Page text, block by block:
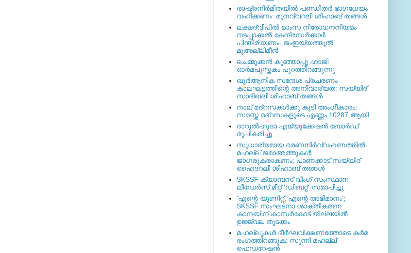
രാഷ്ട്രനിര്‍മിതയില്‍ പണ്ഡിതര്‍ ഭാഗധേയം
വഹിക്കണം: മുനവ്വറലി ശിഹാബ് തങ്ങള്‍
ലക്ഷദ്വീപില്‍ മാംസ നിരോധനനിയമം
നടപ്പാക്കല്‍ കേന്ദ്രസര്‍ക്കാര്‍
പിന്തിരിയണം: ജംഇയ്യത്തുല്‍
മുഅല്ലിമീന്‍
ചെമ്മുക്കന്‍ കുഞ്ഞാപ്പു ഹാജി
ഓര്‍മപുസ്തകം പുറത്തിറങ്ങുന്നു
ഖുര്‍ആനിക സന്ദേശ പ്രചരണം
കാലഘട്ടത്തിന്റെ അനിവാര്യത: സയ്യിദ്
സാദിഖലി ശിഹാബ് തങ്ങള്‍
നാല് മദ്‌റസകള്‍ക്കു കൂടി അംഗീകാരം;
സമസ്ത മദ്‌റസകളുടെ എണ്ണം 10287 ആയി
ദാറുല്‍ഹുദാ എജ്യുക്കേഷന്‍ ബോര്‍ഡ്
രൂപീകരിച്ചു
സുധാര്യമായ ഭരണനിര്‍വ്വഹണത്തില്‍
മഹല്ല് ജമാഅത്തുകള്‍
ജാഗരൂകരാകണം: പാണക്കാട് സയ്യിദ്
ഹൈദറലി ശിഹാബ് തങ്ങള്‍
SKSSF ക്യാമ്പസ് വിംഗ് സംസ്ഥാന
ലീഡേർസ് മീറ്റ് 'ഡിബറ്റ്' സമാപിച്ചു
'എന്റെ യൂണിറ്റ്, എന്റെ അഭിമാനം';
SKSSF സംഘടനാ ശാക്തീകരണ
കാമ്പയിന് കാസര്‍കോട് ജില്ലയില്‍
ഉജ്ജ്വല തുടക്കം
മഹല്ലുകള്‍ ദീര്‍ഘവീക്ഷണത്തോടെ കര്‍മ
രംഗത്തിറങ്ങുക: സുന്നി മഹല്ല്
ഫെഡറേഷന്‍